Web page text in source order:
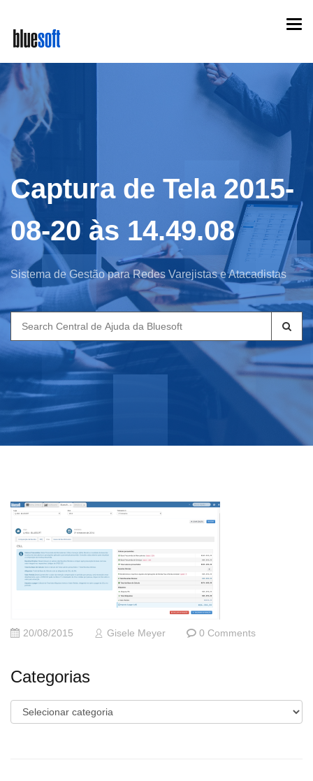
main
content
Captura de Tela 2015-
08-20 às 14.49.08
Sistema de Gestão para Redes Varejistas e Atacadistas
Search
for:
20/08/2015 Gisele Meyer 0 Comments
Categorias
Categorias